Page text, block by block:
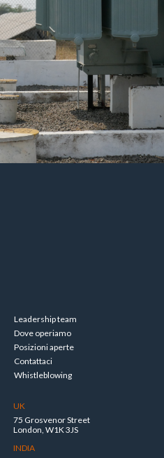
Leadership team
Dove operiamo
Posizioni aperte
Contattaci
Whistleblowing
UK
75 Grosvenor Street
London, W1K 3JS
INDIA